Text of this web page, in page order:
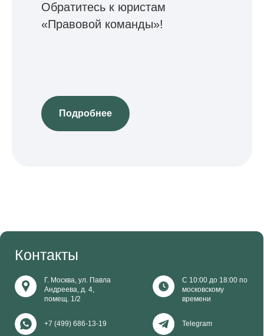
Обратитесь к юристам
«‎Правовой команды»!
Подробнее
0+
Материалы распространяются по лицензии Creative
не спрашивая разрешения, но необходимо указать
«Правовую команду» в качестве источника
и поставить ссылку на наш сайт.
Контакты
info@ngo-law.ru
Rutube